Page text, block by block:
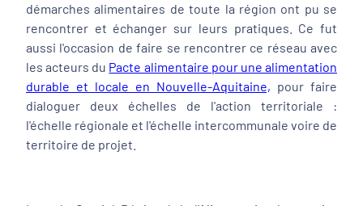
démarches alimentaires de toute la région ont pu se
rencontrer et échanger sur leurs pratiques. Ce fut
aussi l'occasion de faire se rencontrer ce réseau avec
les acteurs du Pacte alimentaire pour une alimentation
durable et locale en Nouvelle-Aquitaine, pour faire
dialoguer deux échelles de l'action territoriale :
l'échelle régionale et l'échelle intercommunale voire de
territoire de projet.